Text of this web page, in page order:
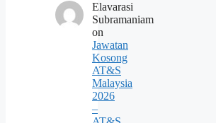
Elavarasi
Subramaniam
on
Jawatan
Kosong
AT&S
Malaysia
2026
–